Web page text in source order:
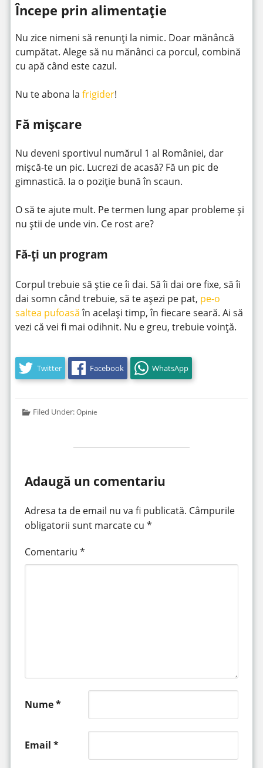
Începe prin alimentație
Nu zice nimeni să renunți la nimic. Doar mănâncă
cumpătat. Alege să nu mănânci ca porcul, combină
cu apă când este cazul.
Nu te abona la frigider!
Fă mișcare
Nu deveni sportivul numărul 1 al României, dar
mișcă-te un pic. Lucrezi de acasă? Fă un pic de
gimnastică. Ia o poziție bună în scaun.
O să te ajute mult. Pe termen lung apar probleme și
nu știi de unde vin. Ce rost are?
Fă-ți un program
Corpul trebuie să știe ce îi dai. Să îi dai ore fixe, să îi
dai somn când trebuie, să te așezi pe pat, pe-o
saltea pufoasăîn același timp, în fiecare seară. Ai să
vezi că vei fi mai odihnit. Nu e greu, trebuie voință.
Twitter Facebook WhatsApp
Filed Under:Opinie
Adaugă un comentariu
Adresa ta de email nu va fi publicată. Câmpurile
obligatorii sunt marcate cu *
Comentariu *
Nume*
Email *